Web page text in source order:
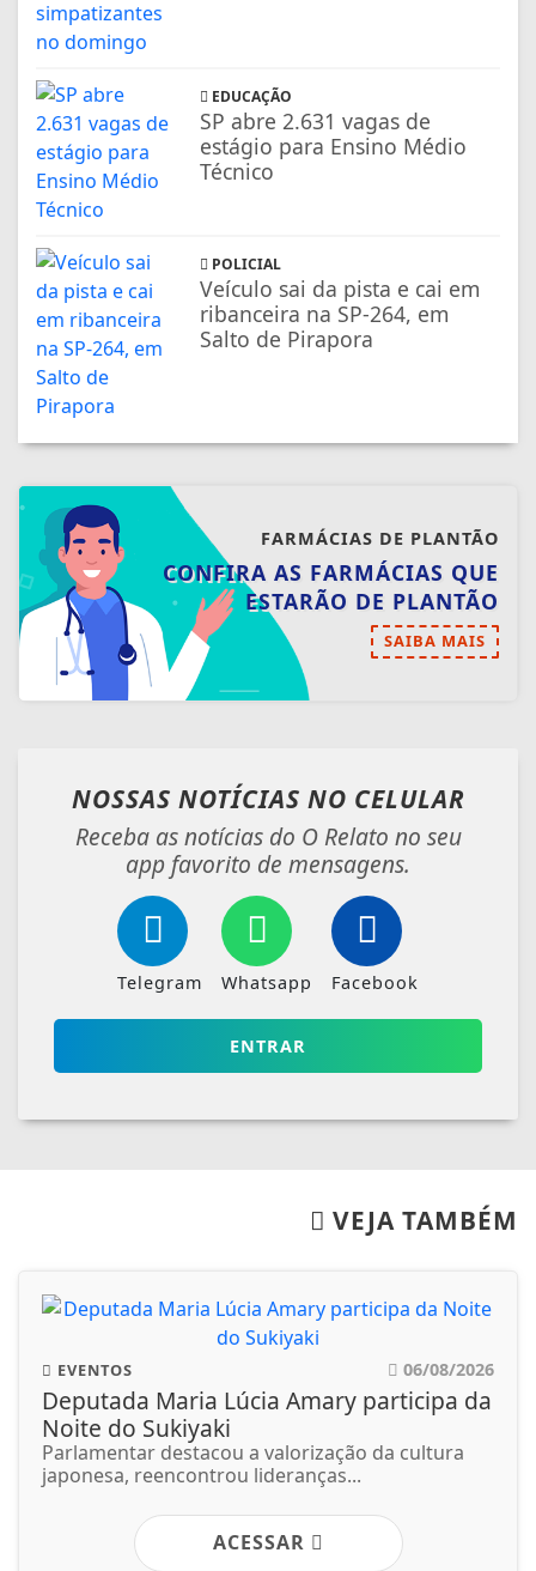
EDUCAÇÃO
SP abre 2.631 vagas de
estágio para Ensino Médio
Técnico
POLICIAL
Veículo sai da pista e cai em
ribanceira na SP-264, em
Salto de Pirapora
FARMÁCIAS DE PLANTÃO
CONFIRA AS FARMÁCIAS QUE
ESTARÃO DE PLANTÃO
SAIBA MAIS
NOSSAS NOTÍCIAS NO CELULAR
Receba as notícias do O Relato no seu
app favorito de mensagens.
Telegram Whatsapp Facebook
ENTRAR
VEJA TAMBÉM
EVENTOS 06/08/2026
Deputada Maria Lúcia Amary participa da
Noite do Sukiyaki
Parlamentar destacou a valorização da cultura
japonesa, reencontrou lideranças...
ACESSAR